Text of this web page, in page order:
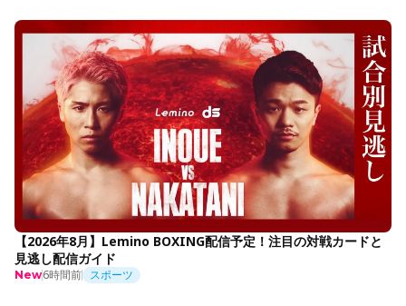
【2026年8月】Lemino BOXING配信予定！注目の対戦カードと
見逃し配信ガイド
New6時間前 スポーツ